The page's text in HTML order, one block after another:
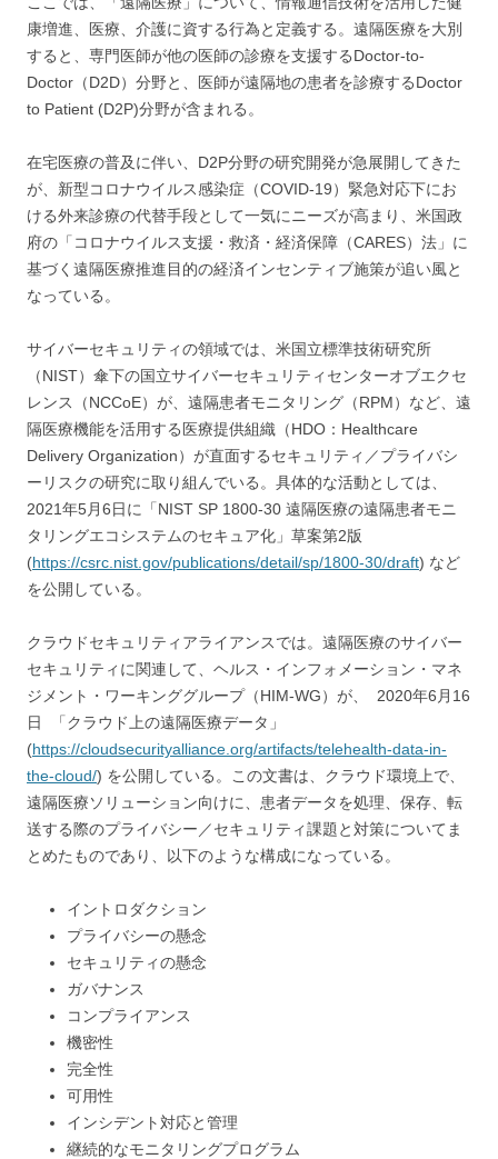
康増進、医療、介護に資する行為と定義する。遠隔医療を大別
すると、専門医師が他の医師の診療を支援するDoctor-to-
Doctor（D2D）分野と、医師が遠隔地の患者を診療するDoctor
to Patient (D2P)分野が含まれる。
在宅医療の普及に伴い、D2P分野の研究開発が急展開してきた
が、新型コロナウイルス感染症（COVID-19）緊急対応下にお
ける外来診療の代替手段として一気にニーズが高まり、米国政
府の「コロナウイルス支援・救済・経済保障（CARES）法」に
基づく遠隔医療推進目的の経済インセンティブ施策が追い風と
なっている。
サイバーセキュリティの領域では、米国立標準技術研究所
（NIST）傘下の国立サイバーセキュリティセンターオブエクセ
レンス（NCCoE）が、遠隔患者モニタリング（RPM）など、遠
隔医療機能を活用する医療提供組織（HDO：Healthcare
Delivery Organization）が直面するセキュリティ／プライバシ
ーリスクの研究に取り組んでいる。具体的な活動としては、
2021年5月6日に「NIST SP 1800-30 遠隔医療の遠隔患者モニ
タリングエコシステムのセキュア化」草案第2版
(https://csrc.nist.gov/publications/detail/sp/1800-30/draft) など
を公開している。
クラウドセキュリティアライアンスでは。遠隔医療のサイバー
セキュリティに関連して、ヘルス・インフォメーション・マネ
ジメント・ワーキンググループ（HIM-WG）が、 2020年6月16
日 「クラウド上の遠隔医療データ」
(https://cloudsecurityalliance.org/artifacts/telehealth-data-in-
the-cloud/) を公開している。この文書は、クラウド環境上で、
遠隔医療ソリューション向けに、患者データを処理、保存、転
送する際のプライバシー／セキュリティ課題と対策についてま
とめたものであり、以下のような構成になっている。
イントロダクション
プライバシーの懸念
セキュリティの懸念
ガバナンス
コンプライアンス
機密性
完全性
可用性
インシデント対応と管理
継続的なモニタリングプログラム